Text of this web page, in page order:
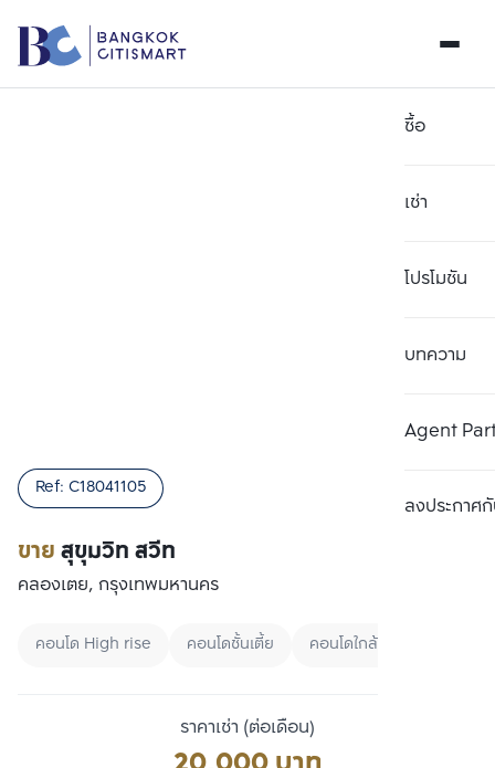
ซื้อ
เช่า
โปรโมชัน
บทความ
Agent
ลงประกาศกั
ขายสุขุมวิท สวีท
Ref: C18041105
คลองเตย, กรุงเทพมหานคร
คอนโด High rise คอนโดชั้นเตี้ย คอนโดใกล้ BTS
ราคาเช่า (ต่อเดือน)